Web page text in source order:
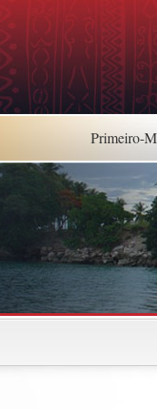
Primeiro-